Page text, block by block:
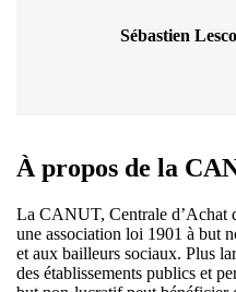
Sébastien
À propos de la
La CANUT, Centrale d’Achat
une association loi 1901 à but
et aux bailleurs sociaux. Plus
des établissements publics et